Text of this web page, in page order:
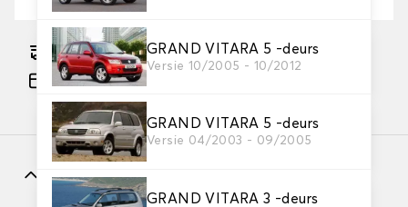
GRAND VITARA 5 -deurs
Versie 10/2005 - 10/2012
GRAND VITARA 5 -deurs
Versie 04/2003 - 09/2005
GRAND VITARA 3 -deurs
Geschatte gratis levering naar 17-08-2026
Betaling in 3x gratis, vanaf €60 aankoop.
Kenmerken